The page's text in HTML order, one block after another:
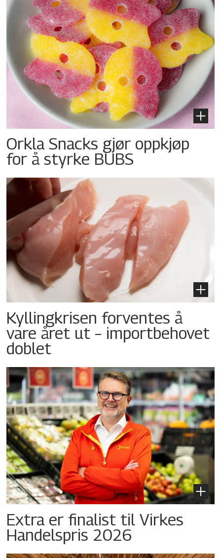
Orkla Snacks gjør oppkjøp
for å styrke BUBS
Kyllingkrisen forventes å
vare året ut – importbehovet
doblet
Extra er finalist til Virkes
Handelspris 2026